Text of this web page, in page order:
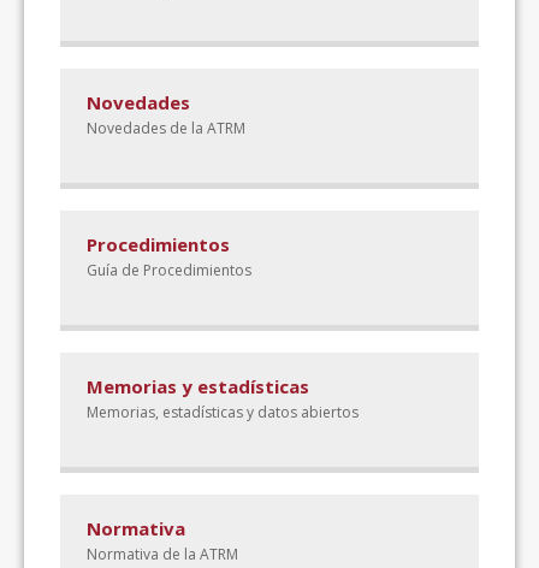
Novedades
Novedades de la ATRM
Procedimientos
Guía de Procedimientos
Memorias y estadísticas
Memorias, estadísticas y datos abiertos
Normativa
Normativa de la ATRM